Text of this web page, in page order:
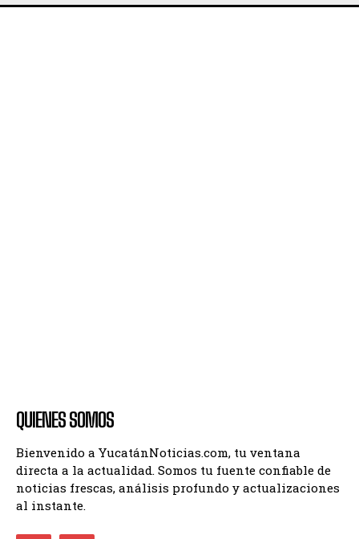
QUIENES SOMOS
Bienvenido a YucatánNoticias.com, tu ventana
directa a la actualidad. Somos tu fuente confiable de
noticias frescas, análisis profundo y actualizaciones
al instante.